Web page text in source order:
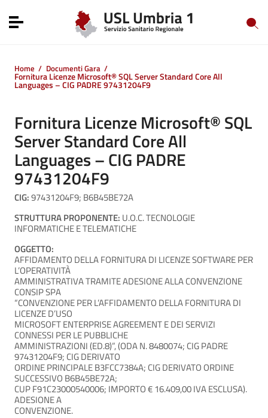
Vai al menu di navigazione
Toggle navigation
Home / Documenti Gara /
Fornitura Licenze Microsoft® SQL Server Standard Core All
Languages – CIG PADRE 97431204F9
Fornitura Licenze Microsoft® SQL
Server Standard Core All
Languages – CIG PADRE
97431204F9
CIG:97431204F9; B6B45BE72A
STRUTTURA PROPONENTE: U.O.C. TECNOLOGIE
INFORMATICHE E TELEMATICHE
OGGETTO:
AFFIDAMENTO DELLA FORNITURA DI LICENZE SOFTWARE PER
L’OPERATIVITÀ
AMMINISTRATIVA TRAMITE ADESIONE ALLA CONVENZIONE
CONSIP SPA
“CONVENZIONE PER L’AFFIDAMENTO DELLA FORNITURA DI
LICENZE D’USO
MICROSOFT ENTERPRISE AGREEMENT E DEI SERVIZI
CONNESSI PER LE PUBBLICHE
AMMINISTRAZIONI (ED.8)”, (ODA N. 8480074; CIG PADRE
97431204F9; CIG DERIVATO
ORDINE PRINCIPALE B3FCC7384A; CIG DERIVATO ORDINE
SUCCESSIVO B6B45BE72A;
CUP F91C23000540006; IMPORTO € 16.409,00 IVA ESCLUSA).
ADESIONE A
CONVENZIONE.